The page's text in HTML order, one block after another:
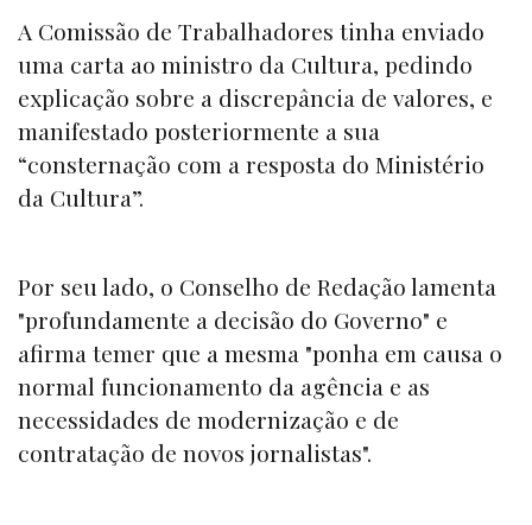
A Comissão de Trabalhadores tinha enviado
uma carta ao ministro da Cultura, pedindo
explicação sobre a discrepância de valores, e
manifestado posteriormente a sua
“consternação com a resposta do Ministério
da Cultura”.
Por seu lado, o Conselho de Redação lamenta
"profundamente a decisão do Governo" e
afirma temer que a mesma "ponha em causa o
normal funcionamento da agência e as
necessidades de modernização e de
contratação de novos jornalistas".